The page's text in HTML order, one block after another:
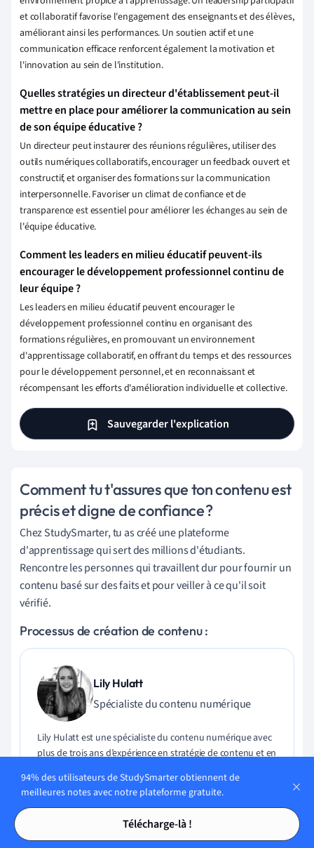
Tables des matières
Tables des matières
et collaboratif favorise l'engagement des enseignants et des élèves,
améliorant ainsi les performances. Un soutien actif et une
communication efficace renforcent également la motivation et
l'innovation au sein de l'institution.
Quelles stratégies un directeur d'établissement peut-il
mettre en place pour améliorer la communication au sein
de son équipe éducative ?
Un directeur peut instaurer des réunions régulières, utiliser des
outils numériques collaboratifs, encourager un feedback ouvert et
constructif, et organiser des formations sur la communication
interpersonnelle. Favoriser un climat de confiance et de
transparence est essentiel pour améliorer les échanges au sein de
l'équipe éducative.
Comment les leaders en milieu éducatif peuvent-ils
encourager le développement professionnel continu de
leur équipe ?
Les leaders en milieu éducatif peuvent encourager le
développement professionnel continu en organisant des
formations régulières, en promouvant un environnement
d'apprentissage collaboratif, en offrant du temps et des ressources
pour le développement personnel, et en reconnaissant et
récompensant les efforts d'amélioration individuelle et collective.
Sauvegarder l'explication
Comment tu t'assures que ton contenu est
précis et digne de confiance ?
Chez StudySmarter, tu as créé une plateforme
d'apprentissage qui sert des millions d'étudiants.
Rencontre les personnes qui travaillent dur pour fournir un
contenu basé sur des faits et pour veiller à ce qu'il soit
vérifié.
Processus de création de contenu :
Lily Hulatt
Spécialiste du contenu numérique
Lily Hulatt est une spécialiste du contenu numérique avec
plus de trois ans d’expérience en stratégie de contenu et en
littérature anglaise à l’Université de Durham en 2022, a
enseigné au Département d’études anglaises de
publications. Lily se spécialise en littérature anglaise,
94% des utilisateurs de StudySmarter obtiennent de
meilleures notes avec notre plateforme gratuite.
Télécharge-là !